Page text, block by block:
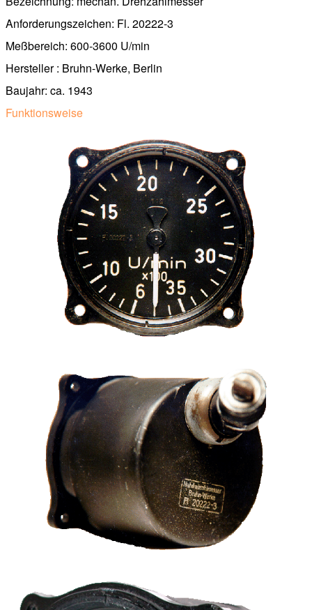
Anforderungszeichen: Fl. 20222-3
Meßbereich: 600-3600 U/min
Hersteller : Bruhn-Werke, Berlin
Baujahr: ca. 1943
Funktionsweise